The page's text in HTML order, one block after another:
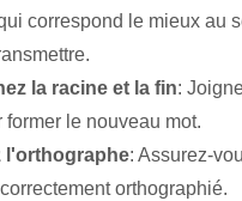
correspond le mieux au
la racine et la fin:
former le nouveau mot.
l'orthographe⁢: Assurez-
orthographié.